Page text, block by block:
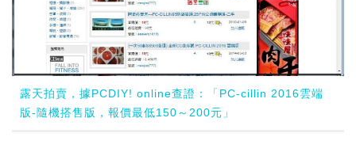
露天拍賣，據PCDIY! online查證：「PC-cillin 2016雲端
版-隨機搭售版，報價最低150～200元」